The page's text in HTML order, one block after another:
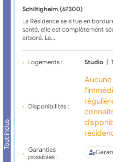
Tout inclus
Schiltigheim (67300)
La Résidence se situe en
santé, elle est complètement
arboré. Le…
Logements : Studio
Disponibilités :
Garanties
possibles :